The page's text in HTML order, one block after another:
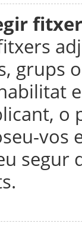
grups
vos
segur